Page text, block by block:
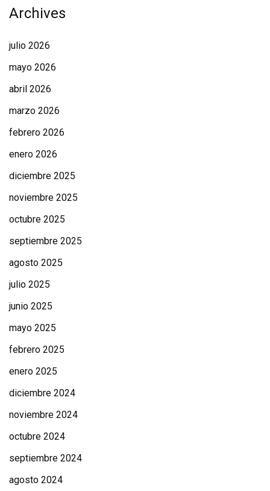
Archives
julio 2026
mayo 2026
abril 2026
marzo 2026
febrero 2026
enero 2026
diciembre 2025
noviembre 2025
octubre 2025
septiembre 2025
agosto 2025
julio 2025
junio 2025
mayo 2025
febrero 2025
enero 2025
diciembre 2024
noviembre 2024
octubre 2024
septiembre 2024
agosto 2024